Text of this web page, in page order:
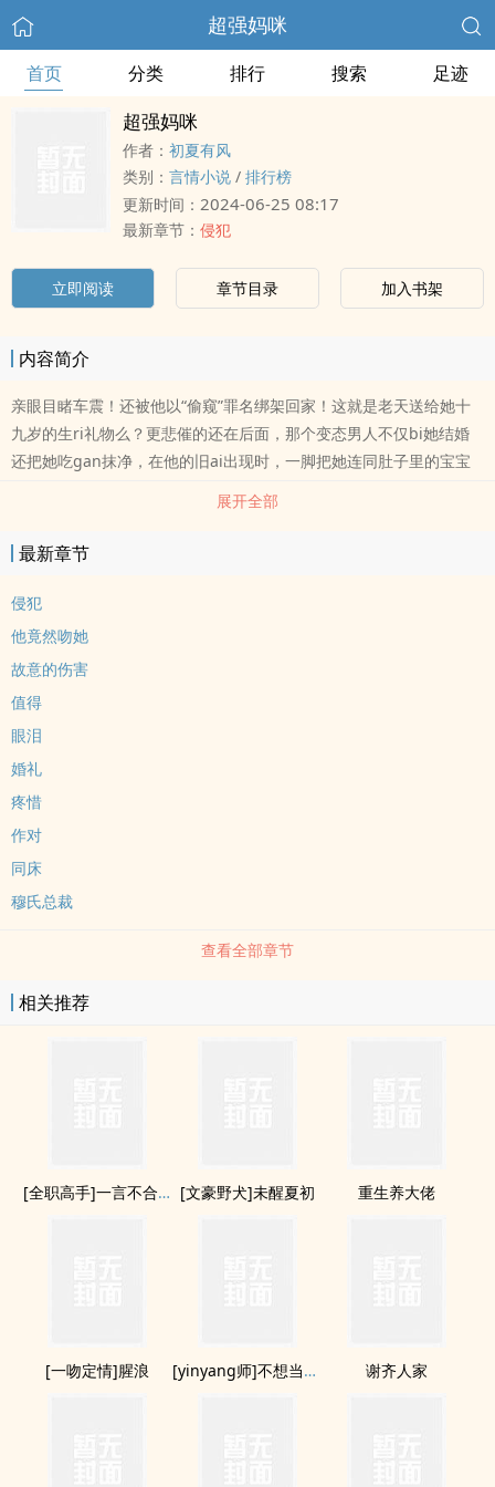
超强妈咪
首页 分类 排行 搜索 足迹
超强妈咪
作者： 初夏有风
类别： 言情小说 / 排行榜
更新时间： 2024-06-25 08:17
最新章节： 侵犯
立即阅读 章节目录 加入书架
内容简介
亲眼目睹车震！还被他以“偷窥”罪名绑架回家！这就是老天送给她十
九岁的生ri礼物么？更悲催的还在后面，那个变态男人不仅bi她结婚
还把她吃gan抹净，在他的旧ai出现时，一脚把她连同肚子里的宝宝
踹jin太平洋，差点喂鲨鱼去了。好吧，他不仁，她也不义，女人要自
强，无耻的男人就该下地狱！“姓穆的给我等着，你对我所zuo出的卑
劣行径，将来我林淼淼一定十倍奉还。”七年以后，她ding着香港第一
他不期而遇，他眼里透满嫉火的把她拦劫：“林淼淼，当年你的离开就
是为了跟别人劈tui么？
展开全部
最新章节
侵犯
他竟然吻她
故意的伤害
值得
眼泪
婚礼
疼惜
作对
同床
穆氏总裁
查看全部章节
相关推荐
[全职高手]一言不合就买买买 [文豪野犬]未醒夏初 重生养大佬
[一吻定情]腥浪 [yinyang师]不想当狗粮 谢齐人家